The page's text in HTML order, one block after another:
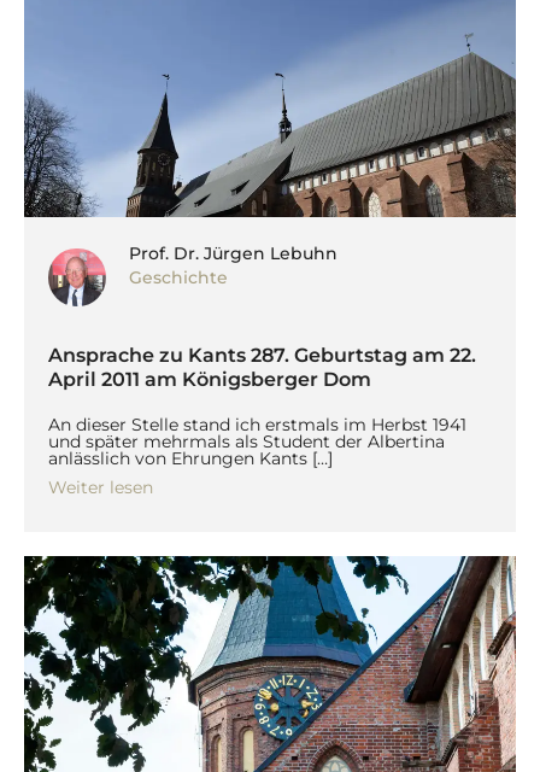
Prof. Dr. Jürgen Lebuhn
Geschichte
Ansprache zu Kants 287. Geburtstag am 22.
April 2011 am Königsberger Dom
An dieser Stelle stand ich erstmals im Herbst 1941
und später mehrmals als Student der Albertina
anlässlich von Ehrungen Kants […]
Weiter lesen